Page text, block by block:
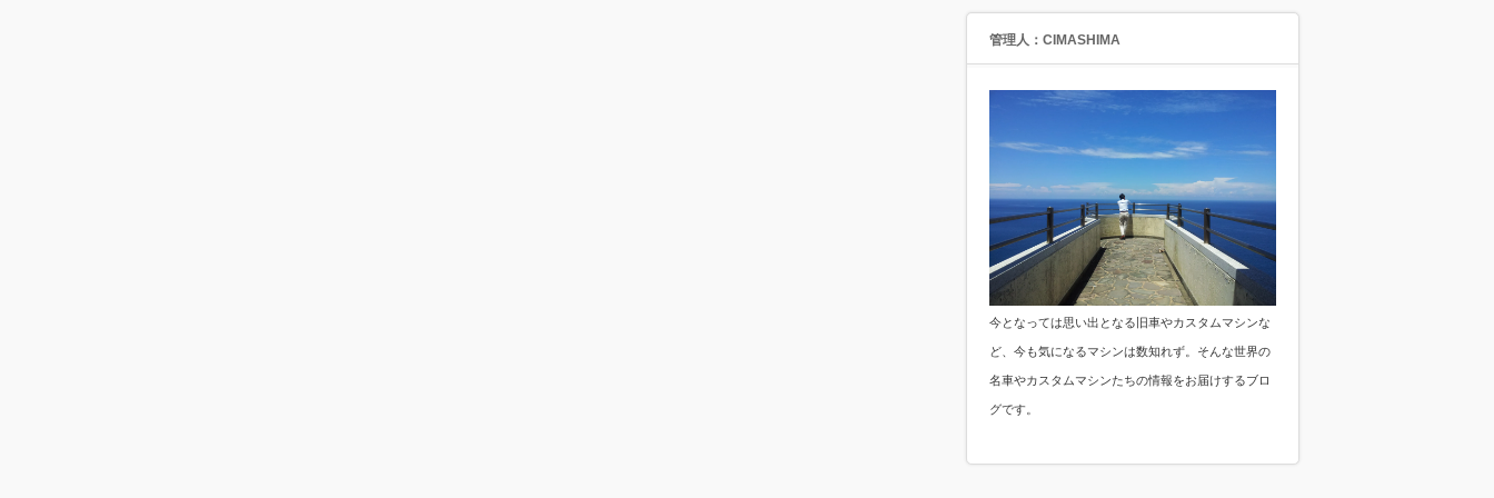
管理人：CIMASHIMA
今となっては思い出となる旧車やカスタムマシンな
ど、今も気になるマシンは数知れず。そんな世界の
名車やカスタムマシンたちの情報をお届けするブロ
グです。